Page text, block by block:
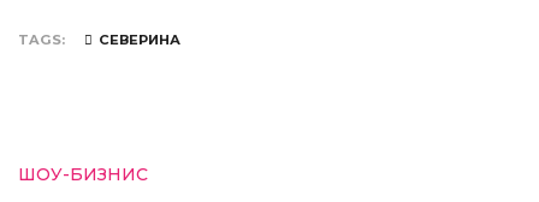
TAGS СЕВЕРИНА
ШОУ-БИЗНИС